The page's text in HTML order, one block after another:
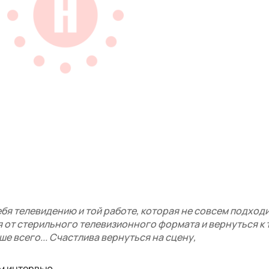
телевидению и той работе, которая не совсем
от стерильного телевизионного формата и вернуться к
всего... Счастлива вернуться на сцену,